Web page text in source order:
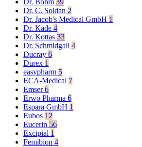
Dr. Böhm 39
Dr. C. Soldan 2
Dr. Jacob's Medical GmbH 1
Dr. Kade 4
Dr. Kottas 33
Dr. Schmidgall 4
Ducray 6
Durex 1
easypharm 5
ECA-Medical 7
Emser6
Erwo Pharma 6
Espara GmbH 1
Eubos 12
Eucerin 56
Excipial 1
Femibion 4